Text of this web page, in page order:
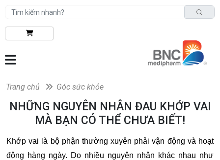
Trang chủ Góc sức khỏe
NHỮNG NGUYÊN NHÂN ĐAU KHỚP VAI
MÀ BẠN CÓ THỂ CHƯA BIẾT!
Khớp vai là bộ phận thường xuyên phải vận động và hoạt
động hàng ngày. Do nhiều nguyên nhân khác nhau như